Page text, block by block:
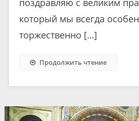
поздравляю с великим
который мы всегда
торжественно […]
Продолжить чтение